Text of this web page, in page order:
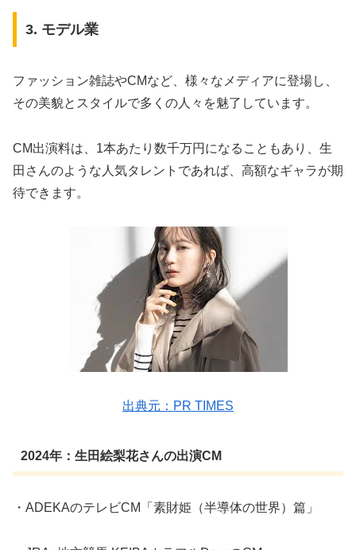
3. モデル業
ファッション雑誌やCMなど、様々なメディアに登場し、
その美貌とスタイルで多くの人々を魅了しています。
CM出演料は、1本あたり数千万円になることもあり、生
田さんのような人気タレントであれば、高額なギャラが期
待できます。
出典元：PR TIMES
2024年：生田絵梨花さんの出演CM
・ ADEKAのテレビCM「素財姫（半導体の世界）篇」